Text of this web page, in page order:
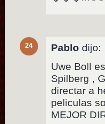
24 Pablo dijo:
Uwe Boll
Spilberg ,
directar a
peliculas
MEJOR